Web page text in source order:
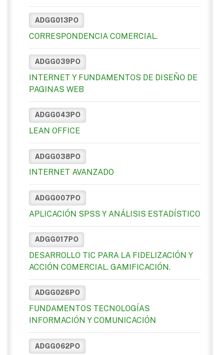
ADGG013PO
CORRESPONDENCIA COMERCIAL.
ADGG039PO
INTERNET Y FUNDAMENTOS DE DISEÑO DE
PAGINAS WEB
ADGG043PO
LEAN OFFICE
ADGG038PO
INTERNET AVANZADO
ADGG007PO
APLICACIÓN SPSS Y ANÁLISIS ESTADÍSTICO
ADGG017PO
DESARROLLO TIC PARA LA FIDELIZACIÓN Y
ACCIÓN COMERCIAL. GAMIFICACIÓN.
ADGG026PO
FUNDAMENTOS TECNOLOGÍAS
INFORMACIÓN Y COMUNICACIÓN
ADGG062PO